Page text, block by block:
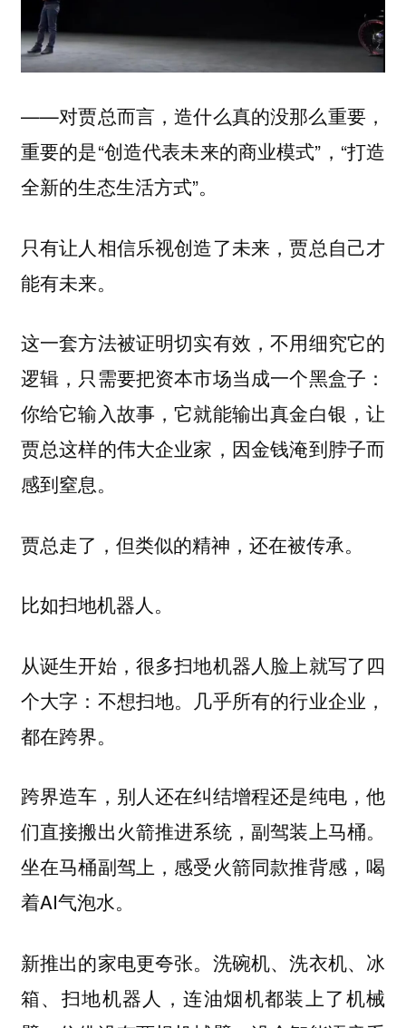
——对贾总而言，造什么真的没那么重要，
重要的是“创造代表未来的商业模式”，“打造
全新的生态生活方式”。
只有让人相信乐视创造了未来，贾总自己才
能有未来。
这一套方法被证明切实有效，不用细究它的
逻辑，只需要把资本市场当成一个黑盒子：
你给它输入故事，它就能输出真金白银 ，让
贾总这样的伟大企业家，因金钱淹到脖子而
感到窒息。
贾总走了，但类似的精神，还在被传承。
比如扫地机器人。
从诞生开始，很多扫地机器人脸上就写了四
个大字：不想扫地。几乎所有的行业企业，
都在跨界。
跨界造车，别人还在纠结增程还是纯电，他
们直接搬出火箭推进系统，副驾装上马桶。
坐在马桶副驾上，感受火箭同款推背感，喝
着AI气泡水。
新推出的家电更夸张。洗碗机、洗衣机、冰
箱、扫地机器人，连油烟机都装上了机械